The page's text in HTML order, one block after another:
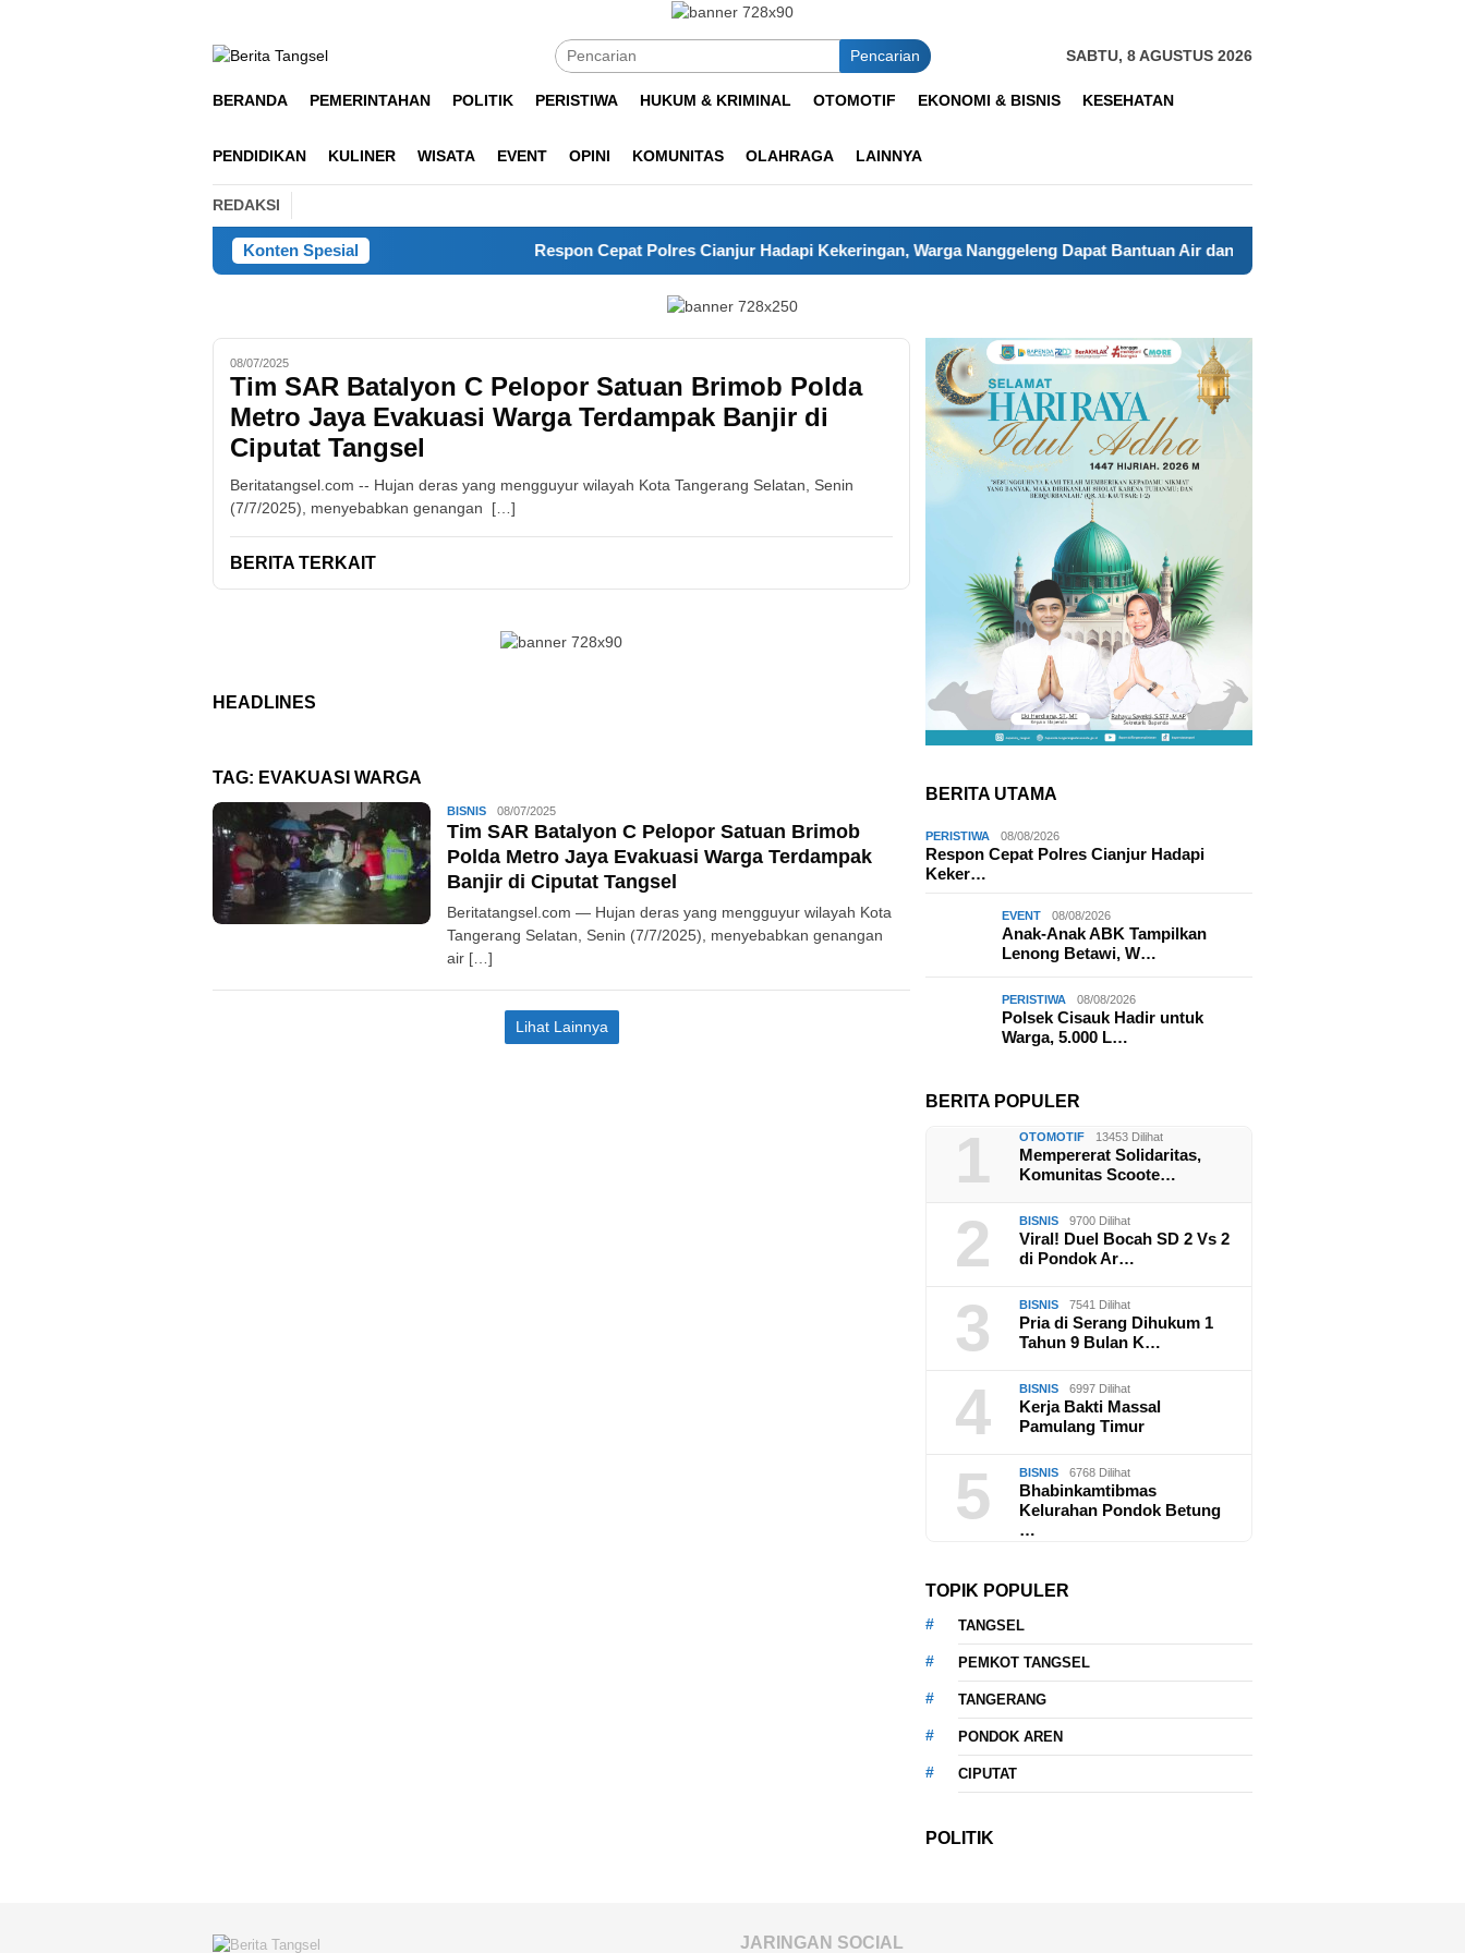
Pencarian SABTU, 8 AGUSTUS 2026
BERANDA PEMERINTAHAN POLITIK PERISTIWA HUKUM & KRIMINAL OTOMOTIF EKONOMI & BISNIS KESEHATAN
PENDIDIKAN KULINER WISATA EVENT OPINI KOMUNITAS OLAHRAGA LAINNYA
REDAKSI
Konten Spesial Respon Cepat Polres Cianjur Hadapi Kekeringan, Warga Nanggeleng Dapat Bantuan Air dan Layanan Kesehatan
08/07/2025
Tim SAR Batalyon C Pelopor Satuan Brimob Polda
Metro Jaya Evakuasi Warga Terdampak Banjir di
Ciputat Tangsel
Beritatangsel.com -- Hujan deras yang mengguyur wilayah Kota Tangerang Selatan, Senin
(7/7/2025), menyebabkan genangan […]
BERITA TERKAIT
HEADLINES
TAG: EVAKUASI WARGA
BISNIS Redaksi
08/07/2025
Tim SAR Batalyon C Pelopor Satuan Brimob
Polda Metro Jaya Evakuasi Warga Terdampak
Banjir di Ciputat Tangsel
Beritatangsel.com — Hujan deras yang mengguyur wilayah Kota
Tangerang Selatan, Senin (7/7/2025), menyebabkan genangan
air […]
Lihat Lainnya
BERITA UTAMA
PERISTIWA 08/08/2026
Respon Cepat Polres Cianjur Hadapi
Keker…
EVENT 08/08/2026
Anak-Anak ABK Tampilkan
Lenong Betawi, W…
PERISTIWA 08/08/2026
Polsek Cisauk Hadir untuk
Warga, 5.000 L…
BERITA POPULER
1 OTOMOTIF 13453 Dilihat
Mempererat Solidaritas,
Komunitas Scoote…
2 BISNIS 9700 Dilihat
Viral! Duel Bocah SD 2 Vs 2
di Pondok Ar…
3 BISNIS 7541 Dilihat
Pria di Serang Dihukum 1
Tahun 9 Bulan K…
4 BISNIS 6997 Dilihat
Kerja Bakti Massal
Pamulang Timur
5 BISNIS 6768 Dilihat
Bhabinkamtibmas
Kelurahan Pondok Betung
…
TOPIK POPULER
TANGSEL
PEMKOT TANGSEL
TANGERANG
PONDOK AREN
CIPUTAT
POLITIK
JARINGAN SOCIAL